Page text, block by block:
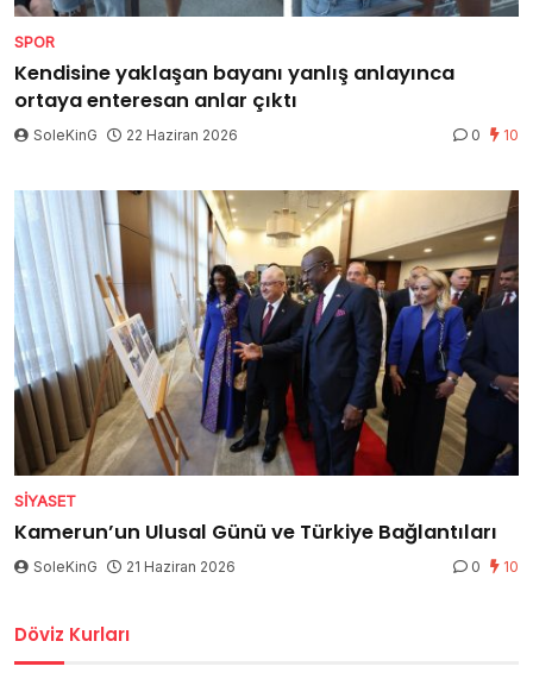
SPOR
Kendisine yaklaşan bayanı yanlış anlayınca
ortaya enteresan anlar çıktı
SoleKinG 22 Haziran 2026 0 10
SIYASET
Kamerun’un Ulusal Günü ve Türkiye Bağlantıları
SoleKinG 21 Haziran 2026 0 10
Döviz Kurları